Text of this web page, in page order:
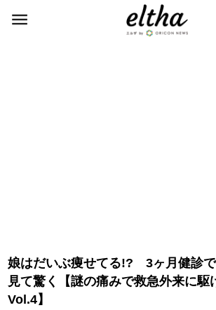
娘はだいぶ痩せてる!? 3ヶ月健診
見て驚く【謎の痛みで救急外来に駆
Vol.4】